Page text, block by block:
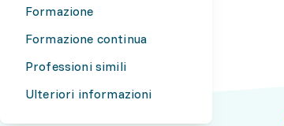
Formazione
Formazione continua
Professioni simili
Ulteriori informazioni